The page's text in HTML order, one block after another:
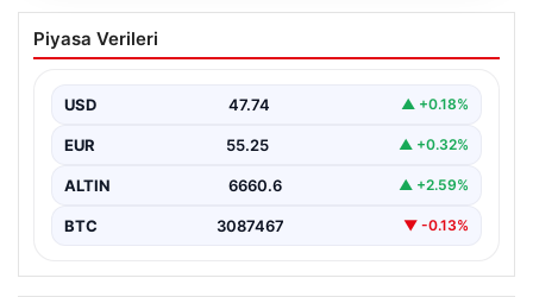
Kelebek chat adresi İle Sanal İletişimin
Güvenli Adresi Ve Muhabbet Deneyimi
sağlaması büyük bir hassasiyet taşımaktadır. Güncel
olarak…
Piyasa Verileri
USD 47.74 ▲ +0.18%
EUR 55.25 ▲ +0.32%
ALTIN 6660.6 ▲ +2.59%
BTC 3087467 ▼ -0.13%